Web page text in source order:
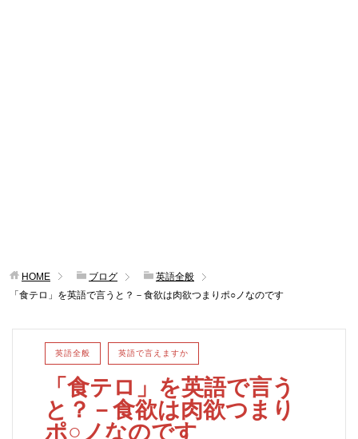
HOME ブログ
英語全般
「食テロ」を英語で言うと？－食欲は肉欲つまりポ○ノなのです
英語全般 英語で言えますか
「食テロ」を英語で言う
と？－食欲は肉欲つまり
ポ○ノなのです